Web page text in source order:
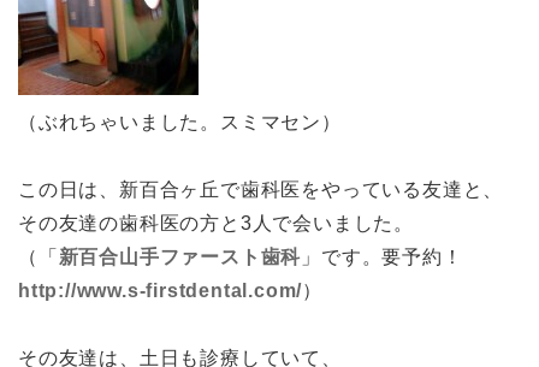
（ぶれちゃいました。スミマセン）
この日は、新百合ヶ丘で歯科医をやっている友達と、
その友達の歯科医の方と3人で会いました。
（「 新百合山手ファースト歯科 」です。要予約！
http://www.s-firstdental.com/）
その友達は、土日も診療していて、